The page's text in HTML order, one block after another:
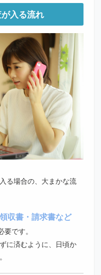
入る流れ
る場合の、大まかな流
収書・請求書など
要です。
に済むように、日頃か